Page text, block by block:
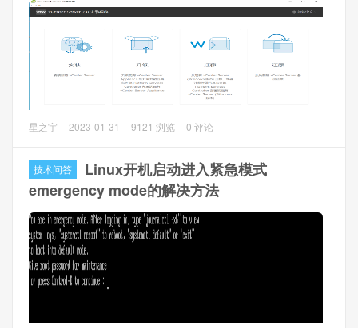
https://www.suse.com/download/sle-sap/
2、VMware vCenter超融合，这个我就不详细说了。
二、环境配置
VMware vCenter Server Virtual Appliance 6.7（VCSA6.7）
一、准备工作
1、vCenter兼容ESXi版本。ESXi6.7是被vCenter7.0支持的，
不过官网的建议是升级新版本。
VMware官网查看：
https://interopmatrix.vmware.com/Interoperability
星之宇 2023-01-31 9121 浏览 0 评论
技术问答
Linux开机启动进入紧急模式
emergency mode的解决方法